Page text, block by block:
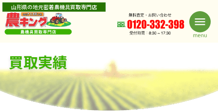
山形県の地元密着農機具買取専門店
買取実績